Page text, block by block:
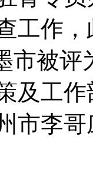
工作
市被
及工
市李